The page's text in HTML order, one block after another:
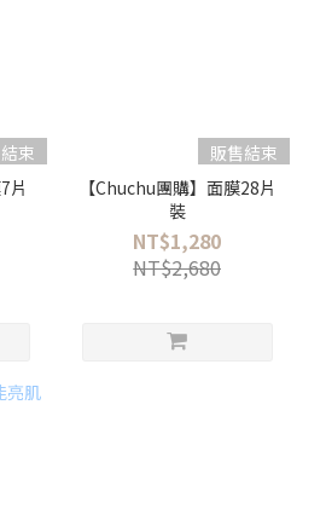
束
片
販售結束
【Chuchu團購】面膜28片
裝
NT$1,280
NT$2,680